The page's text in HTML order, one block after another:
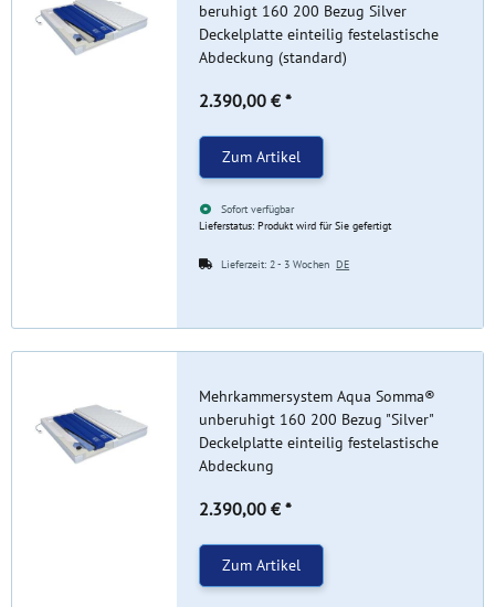
beruhigt 160 200 Bezug Silver
Deckelplatte einteilig festelastische
Abdeckung (standard)
2.390,00 € *
Zum Artikel
Sofort verfügbar
Lieferstatus: Produkt wird für Sie gefertigt
Lieferzeit:2 - 3 WochenDE
Mehrkammersystem Aqua Somma®
unberuhigt 160 200 Bezug "Silver"
Deckelplatte einteilig festelastische
Abdeckung
2.390,00 € *
Zum Artikel